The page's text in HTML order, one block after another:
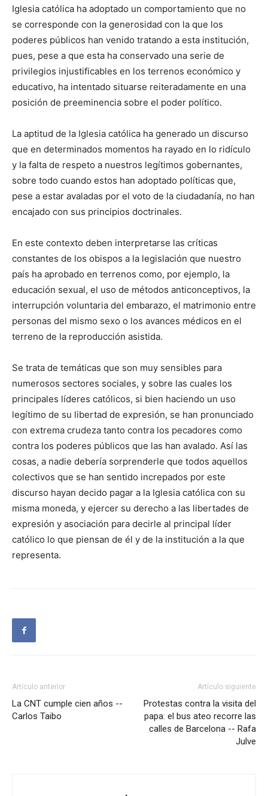
Iglesia católica ha adoptado un comportamiento que no
se corresponde con la generosidad con la que los
poderes públicos han venido tratando a esta institución,
pues, pese a que esta ha conservado una serie de
privilegios injustificables en los terrenos económico y
educativo, ha intentado situarse reiteradamente en una
posición de preeminencia sobre el poder político.
La aptitud de la Iglesia católica ha generado un discurso
que en determinados momentos ha rayado en lo ridículo
y la falta de respeto a nuestros legítimos gobernantes,
sobre todo cuando estos han adoptado políticas que,
pese a estar avaladas por el voto de la ciudadanía, no han
encajado con sus principios doctrinales.
En este contexto deben interpretarse las críticas
constantes de los obispos a la legislación que nuestro
país ha aprobado en terrenos como, por ejemplo, la
educación sexual, el uso de métodos anticonceptivos, la
interrupción voluntaria del embarazo, el matrimonio entre
personas del mismo sexo o los avances médicos en el
terreno de la reproducción asistida.
Se trata de temáticas que son muy sensibles para
numerosos sectores sociales, y sobre las cuales los
principales líderes católicos, si bien haciendo un uso
legítimo de su libertad de expresión, se han pronunciado
con extrema crudeza tanto contra los pecadores como
contra los poderes públicos que las han avalado. Así las
cosas, a nadie debería sorprenderle que todos aquellos
colectivos que se han sentido increpados por este
discurso hayan decido pagar a la Iglesia católica con su
misma moneda, y ejercer su derecho a las libertades de
expresión y asociación para decirle al principal líder
católico lo que piensan de él y de la institución a la que
representa.
Artículo anterior
La CNT cumple cien años --
Carlos Taibo
Artículo siguiente
Protestas contra la visita del
papa: el bus ateo recorre las
calles de Barcelona -- Rafa
Julve